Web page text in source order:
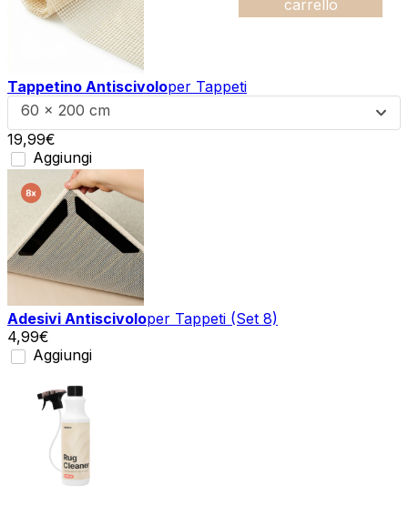
carrello
Tappetino Antiscivoloper Tappeti
60 x 200 cm
19,99€
Aggiungi
Adesivi Antiscivoloper Tappeti (Set 8)
4,99€
Aggiungi